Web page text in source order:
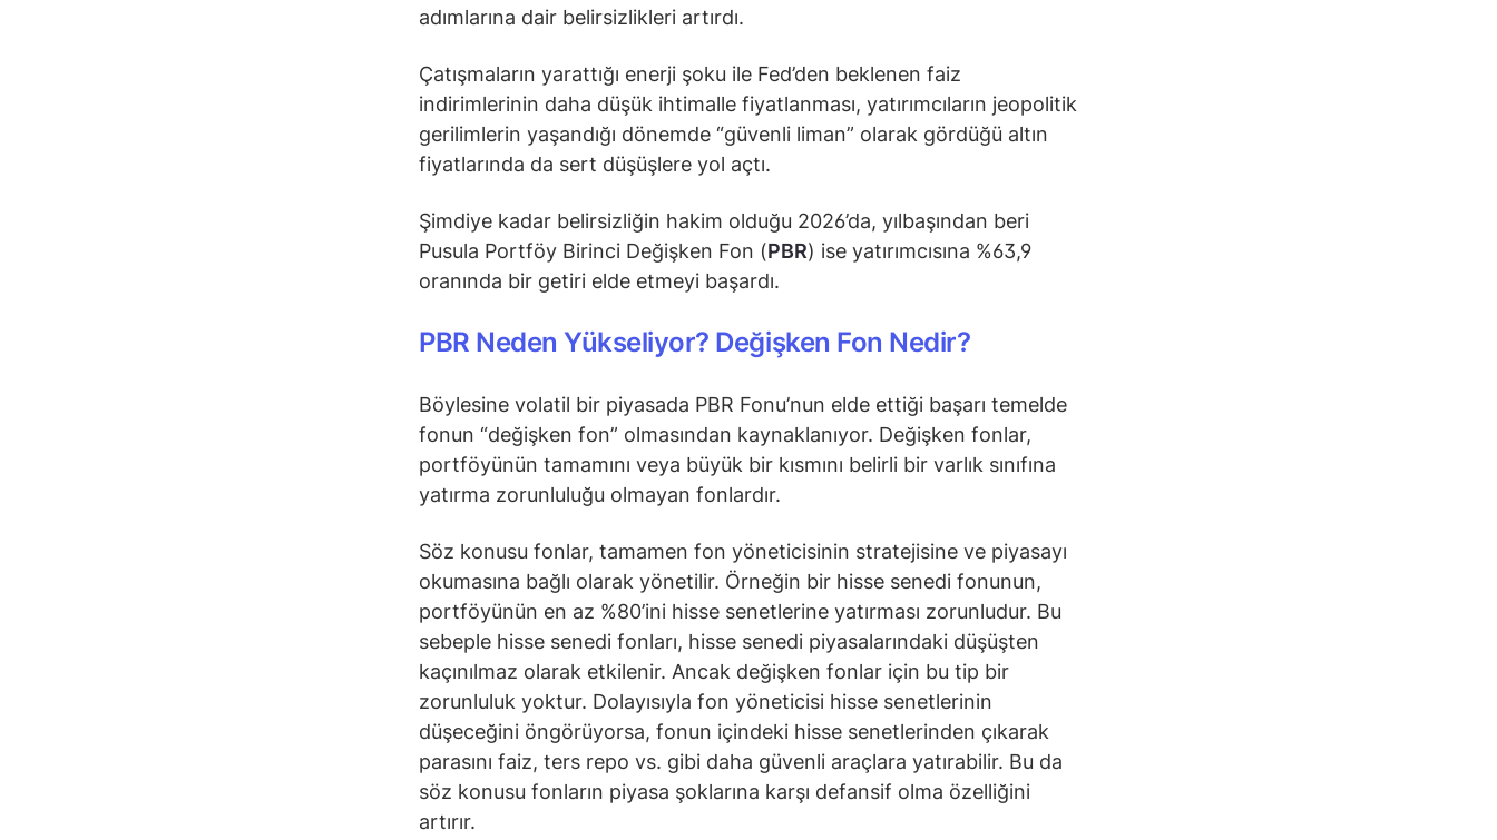
adımlarına dair belirsizlikleri artırdı.
Çatışmaların yarattığı enerji şoku ile Fed’den beklenen faiz
indirimlerinin daha düşük ihtimalle fiyatlanması, yatırımcıların jeopolitik
gerilimlerin yaşandığı dönemde “güvenli liman” olarak gördüğü altın
fiyatlarında da sert düşüşlere yol açtı.
Şimdiye kadar belirsizliğin hakim olduğu 2026’da, yılbaşından beri
Pusula Portföy Birinci Değişken Fon (PBR) ise yatırımcısına %63,9
oranında bir getiri elde etmeyi başardı.
PBR Neden Yükseliyor? Değişken Fon Nedir?
Böylesine volatil bir piyasada PBR Fonu’nun elde ettiği başarı temelde
fonun “değişken fon” olmasından kaynaklanıyor. Değişken fonlar,
portföyünün tamamını veya büyük bir kısmını belirli bir varlık sınıfına
yatırma zorunluluğu olmayan fonlardır.
Söz konusu fonlar, tamamen fon yöneticisinin stratejisine ve piyasayı
okumasına bağlı olarak yönetilir. Örneğin bir hisse senedi fonunun,
portföyünün en az %80’ini hisse senetlerine yatırması zorunludur. Bu
sebeple hisse senedi fonları, hisse senedi piyasalarındaki düşüşten
kaçınılmaz olarak etkilenir. Ancak değişken fonlar için bu tip bir
zorunluluk yoktur. Dolayısıyla fon yöneticisi hisse senetlerinin
düşeceğini öngörüyorsa, fonun içindeki hisse senetlerinden çıkarak
parasını faiz, ters repo vs. gibi daha güvenli araçlara yatırabilir. Bu da
söz konusu fonların piyasa şoklarına karşı defansif olma özelliğini
artırır.